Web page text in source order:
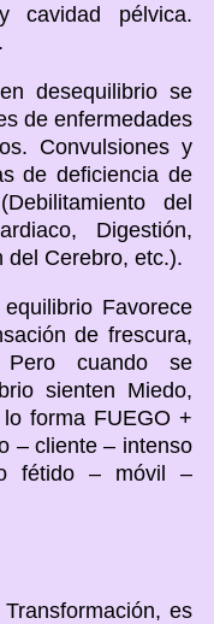
cavidad pélvica.
desequilibrio se
de enfermedades
Convulsiones y
de deficiencia de
del
Digestión,
del Cerebro, etc.).
Favorece
de frescura,
Pero cuando se
sienten Miedo,
forma FUEGO +
– cliente – intenso
fétido – móvil –
es